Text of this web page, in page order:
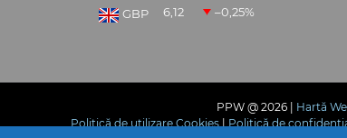
GBP 6,12 –0,25%
PPW @ 2026 | Hartă
Politică de utilizare Cookies|Politică de